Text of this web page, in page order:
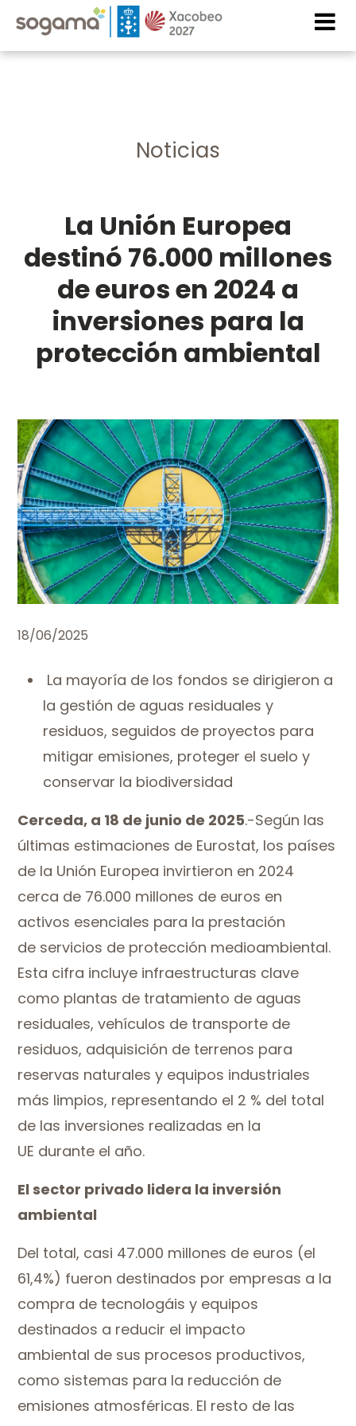
Pasar al contenido principal
Imaxe Imaxe
Noticias
La Unión Europea
destinó 76.000 millones
de euros en 2024 a
inversiones para la
protección ambiental
18/06/2025
La mayoría de los fondos se dirigieron a
la gestión de aguas residuales y
residuos, seguidos de proyectos para
mitigar emisiones, proteger el suelo y
conservar la biodiversidad
Cerceda, a 18 de junio de 2025.-Según las
últimas estimaciones de Eurostat, los países
de la Unión Europea invirtieron en 2024
cerca de 76.000 millones de euros en
activos esenciales para la prestación
de servicios de protección medioambiental.
Esta cifra incluye infraestructuras clave
como plantas de tratamiento de aguas
residuales, vehículos de transporte de
residuos, adquisición de terrenos para
reservas naturales y equipos industriales
más limpios, representando el 2 % del total
de las inversiones realizadas en la
UE durante el año.
El sector privado lidera la inversión
ambiental
Del total, casi 47.000 millones de euros (el
61,4%) fueron destinados por empresas a la
compra de tecnologáis y equipos
destinados a reducir el impacto
ambiental de sus procesos productivos,
como sistemas para la reducción de
emisiones atmosféricas. El resto de las